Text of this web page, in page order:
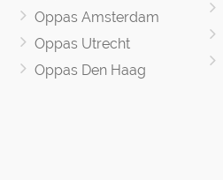
Oppas Amsterdam
Oppas Utrecht
Oppas Den Haag